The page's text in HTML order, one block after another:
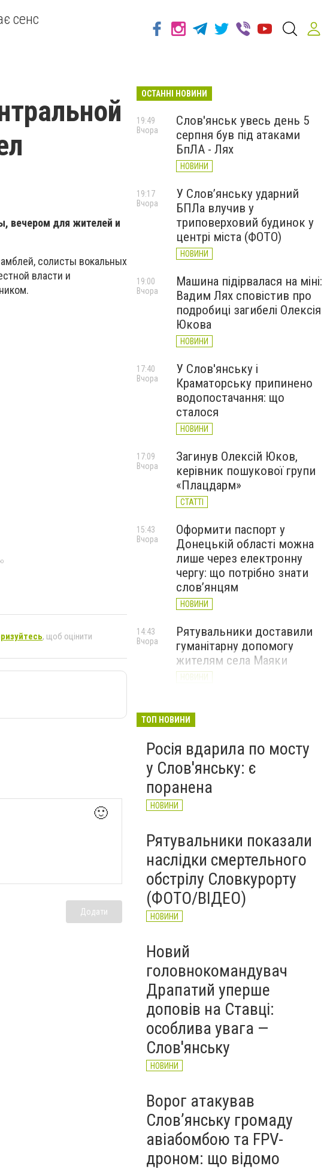
сенс
вечером для жителей и
солисты вокальных
власти и
, щоб оцінити
🙂
Додати
ОСТАННІ НОВИНИ
Слов'янськ увесь день 5
серпня був під атаками
БпЛА - Лях
НОВИНИ
19:49
Вчора
У Слов’янську ударний
БПЛа влучив у
триповерховий будинок у
центрі міста (ФОТО)
НОВИНИ
19:17
Вчора
Машина підірвалася на міні:
Вадим Лях сповістив про
подробиці загибелі Олексія
Юкова
НОВИНИ
19:00
Вчора
У Слов'янську і
Краматорську припинено
водопостачання: що
сталося
НОВИНИ
17:40
Вчора
Загинув Олексій Юков,
керівник пошукової групи
«Плацдарм»
СТАТТІ
17:09
Вчора
Оформити паспорт у
Донецькій області можна
лише через електронну
чергу: що потрібно знати
слов’янцям
НОВИНИ
15:43
Вчора
Рятувальники доставили
гуманітарну допомогу
жителям села Маяки
НОВИНИ
14:43
Вчора
онлайн-акція до Дня молоді
Вчора
ТОП НОВИНИ
Росія вдарила по мосту
у Слов'янську: є
поранена
НОВИНИ
Рятувальники показали
наслідки смертельного
обстрілу Словкурорту
(ФОТО/ВІДЕО)
НОВИНИ
Новий
головнокомандувач
Драпатий уперше
доповів на Ставці:
особлива увага —
Слов'янську
НОВИНИ
Ворог атакував
Слов’янську громаду
авіабомбою та FPV-
дроном: що відомо